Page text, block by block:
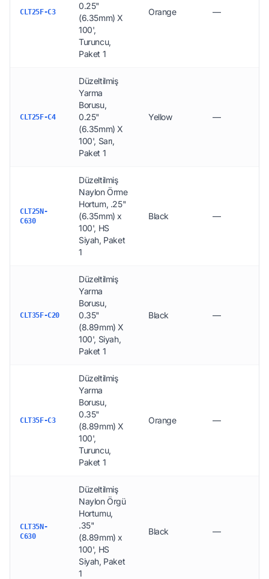
CLT25F-C3
0.25"
(6.35mm) X
100',
Turuncu,
Paket 1
Orange —
CLT25F-C4
Düzeltilmiş
Yarma
Borusu,
0.25"
(6.35mm) X
100', Sarı,
Paket 1
Yellow —
CLT25N-
C630
Düzeltilmiş
Naylon Örme
Hortum, .25"
(6.35mm) x
100', HS
Siyah, Paket
1
Black —
CLT35F-C20
Düzeltilmiş
Yarma
Borusu,
0.35"
(8.89mm) X
100', Siyah,
Paket 1
Black —
CLT35F-C3
Düzeltilmiş
Yarma
Borusu,
0.35"
(8.89mm) X
100',
Turuncu,
Paket 1
Orange —
CLT35N-
C630
Düzeltilmiş
Naylon Örgü
Hortumu,
.35"
(8.89mm) x
100', HS
Siyah, Paket
1
Black —